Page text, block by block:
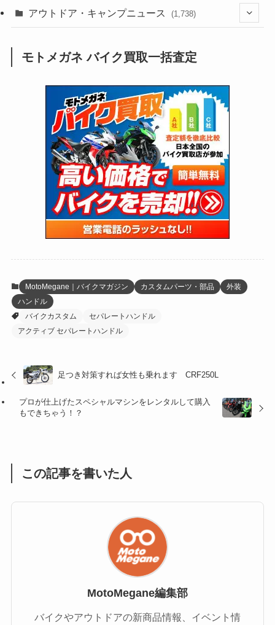
(60)
(31)
(51)
(34)
(5)
(12)
(65)
(109)
(38)
(24)
(16)
(25)
(24)
(47)
(15)
(5)
(249)
(64)
(16)
(62)
(4)
(6)
(17)
(5)
(32)
(2,474)
(249)
(1,226)
(12)
(131)
(38)
(131)
(167)
(85)
(21)
(61)
(171)
(98)
(13)
(60)
(274)
(171)
(38)
(47)
(59)
(36)
(1)
(1)
(66)
(16)
(141)
(255)
(204)
(1,145)
(166)
(23)
(33)
(34)
(35)
(41)
(415)
(16)
(137)
(75)
(2,744)
(126)
(170)
(211) (132)
(171)
(118)
(27)
アウトドア・キャンプニュース (1,738)
(1,605)
(147)
(13)
(19)
(12)
(16)
(8)
(1)
(55)
モトメガネ バイク買取一括査定
MotoMegane｜バイクマガジン カスタムパーツ・部品
外装
ハンドル
バイクカスタム
セパレートハンドル
アクティブ セパレートハンドル
足つき対策すれば女性も乗れます CRF250L
プロが仕上げたスペシャルマシンをレンタルして購入
もできちゃう！？
この記事を書いた人
MotoMegane編集部
バイクやアウトドアの新商品情報、イベント情